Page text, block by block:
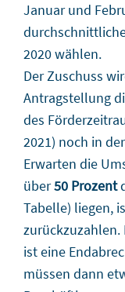
Januar und
2020 wählen.
Der Zuschuss
Antragstellung
des
2021) noch in
Erwarten die
über50 Prozent
Tabelle) liegen,
zurückzuzahlen.
ist eine
müssen dann